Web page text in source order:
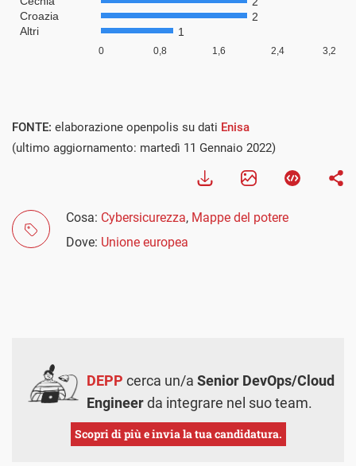
FONTE: elaborazione openpolis su dati Enisa
(ultimo aggiornamento: martedì 11 Gennaio 2022)
Cosa: Cybersicurezza, Mappe del potere
Dove: Unione europea
DEPP cerca un/a Senior DevOps/Cloud
Engineerda integrare nel suo team.
Scopri di più e invia la tua candidatura.